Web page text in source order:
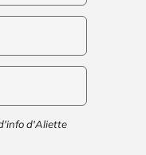
d'Aliette